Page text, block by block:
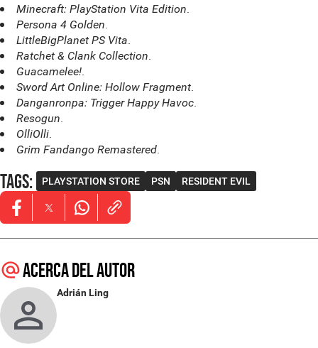
Minecraft: PlayStation Vita Edition.
Persona 4 Golden.
LittleBigPlanet PS Vita.
Ratchet & Clank Collection.
Guacamelee!.
Sword Art Online: Hollow Fragment.
Danganronpa: Trigger Happy Havoc.
Resogun.
OlliOlli.
Grim Fandango Remastered.
Tags: PLAYSTATION STORE PSN RESIDENT EVIL
Opens in new window
Opens in new window
Opens in new window
Acerca del autor
Adrián Ling